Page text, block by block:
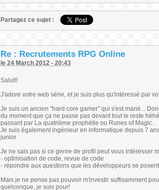
Partagez ce sujet :
Re : Recrutements RPG Online
le 24 March 2012 - 20:43
Salut!!
J'adore votre web série, et je suis plus qu'intéressé par
Je suis un ancien "hard core gamer" qui s'est marié...
du moment que ça ne passe pas devant tout le reste
passant par La quatrième prophétie ou Runes of Magic.
Je suis également ingénieur en informatique depuis 7
junior.
Je ne sais pas si ce genre de profil peut vous intéresser
- optimisation de code, revue de code
- répondre aux questions que les développeurs se
Mais je ne pense pas pouvoir m'investir suffisamment
quelconque, je suis pour!